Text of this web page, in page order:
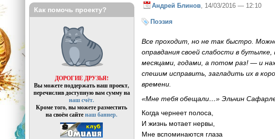
Андрей Блинов , 14/03/2016 — 12:10
Поэзия
Все проходит, но не так быстро.
оправдания своей слабости в
месяцами, годами, а потом раз! — и
спешим исправить, загладить их в
времени.
«Мне тебя обещали…» Эльчин
Когда чернеет полоса,
И жизнь мотает нервы,
Мне вспоминаются глаза
Как помочь проекту?
ДОРОГИЕ ДРУЗЬЯ!
Вы можете поддержать наш проект,
перечислив доступную вам сумму на
наш счёт.
Кроме того, вы можете разместить
на своём сайтенаш баннер.